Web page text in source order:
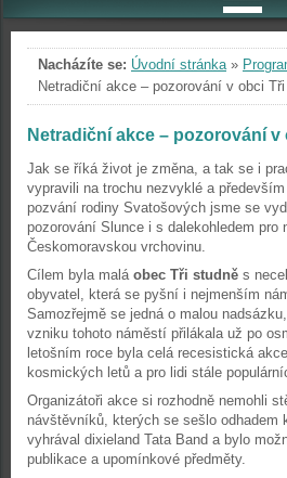
Nacházíte se: Úvodní stránka»
Netradiční akce – pozorování v obci
Netradiční akce – pozorování
Jak se říká život je změna, a tak se i
vypravili na trochu nezvyklé a
pozvání rodiny Svatošových jsme se
pozorování Slunce i s dalekohledem pro
Českomoravskou vrchovinu.
Cílem byla malá obec Tři studně s
obyvatel, která se pyšní i nejmenším
Samozřejmě se jedná o malou
vzniku tohoto náměstí přilákala už po
letošním roce byla celá recesistická
kosmických letů a pro lidi stále
Organizátoři akce si rozhodně nemohli
návštěvníků, kterých se sešlo odhadem
vyhrával dixieland Tata Band a bylo
publikace a upomínkové předměty.